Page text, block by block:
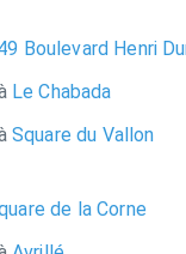
Boulevard Henri
Le Chabada
Square du Vallon
de la Corne